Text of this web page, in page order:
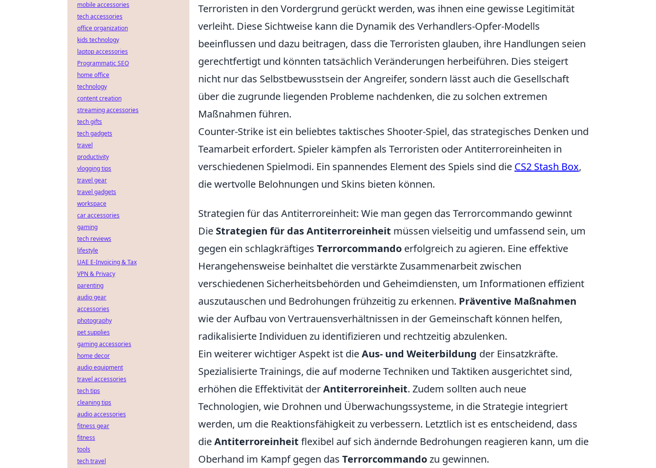
Terroristen in den Vordergrund gerückt werden, was ihnen eine gewisse Legitimität
verleiht. Diese Sichtweise kann die Dynamik des Verhandlers-Opfer-Modells
beeinflussen und dazu beitragen, dass die Terroristen glauben, ihre Handlungen seien
gerechtfertigt und könnten tatsächlich Veränderungen herbeiführen. Dies steigert
nicht nur das Selbstbewusstsein der Angreifer, sondern lässt auch die Gesellschaft
über die zugrunde liegenden Probleme nachdenken, die zu solchen extremen
Maßnahmen führen.
Counter-Strike ist ein beliebtes taktisches Shooter-Spiel, das strategisches Denken und
Teamarbeit erfordert. Spieler kämpfen als Terroristen oder Antiterroreinheiten in
verschiedenen Spielmodi. Ein spannendes Element des Spiels sind die CS2 Stash Box,
die wertvolle Belohnungen und Skins bieten können.
Strategien für das Antiterroreinheit: Wie man gegen das Terrorcommando gewinnt
Die Strategien für das Antiterroreinheit müssen vielseitig und umfassend sein, um
gegen ein schlagkräftiges Terrorcommando erfolgreich zu agieren. Eine effektive
Herangehensweise beinhaltet die verstärkte Zusammenarbeit zwischen
verschiedenen Sicherheitsbehörden und Geheimdiensten, um Informationen effizient
auszutauschen und Bedrohungen frühzeitig zu erkennen. Präventive Maßnahmen
wie der Aufbau von Vertrauensverhältnissen in der Gemeinschaft können helfen,
radikalisierte Individuen zu identifizieren und rechtzeitig abzulenken.
Ein weiterer wichtiger Aspekt ist dieAus- und Weiterbildung der Einsatzkräfte.
Spezialisierte Trainings, die auf moderne Techniken und Taktiken ausgerichtet sind,
erhöhen die Effektivität derAntiterroreinheit. Zudem sollten auch neue
Technologien, wie Drohnen und Überwachungssysteme, in die Strategie integriert
werden, um die Reaktionsfähigkeit zu verbessern. Letztlich ist es entscheidend, dass
dieAntiterroreinheit flexibel auf sich ändernde Bedrohungen reagieren kann, um die
Oberhand im Kampf gegen das Terrorcommandozu gewinnen.
mobile accessories
tech accessories
office organization
kids technology
laptop accessories
Programmatic SEO
home office
technology
content creation
streaming accessories
tech gifts
tech gadgets
travel
productivity
vlogging tips
travel gear
travel gadgets
workspace
car accessories
gaming
tech reviews
lifestyle
UAE E-Invoicing & Tax
VPN & Privacy
parenting
audio gear
accessories
photography
pet supplies
gaming accessories
home decor
audio equipment
travel accessories
tech tips
cleaning tips
audio accessories
fitness gear
fitness
tools
tech travel